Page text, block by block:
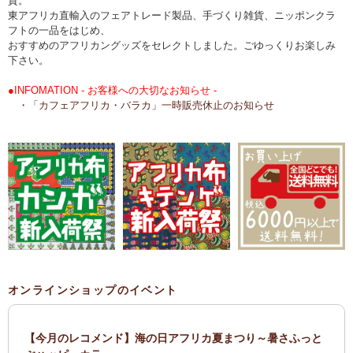
東アフリカ直輸入のフェアトレード製品、手づくり雑貨、ニッポンクラ
フトの一品をはじめ、
おすすめのアフリカングッズをセレクトしました。ごゆっくりお楽しみ
下さい。
●INFOMATION - お客様への大切なお知らせ -
・「カフェアフリカ・バラカ」一時販売休止のお知らせ
オンラインショップのイベント
【今月のレコメンド】海の日アフリカ夏まつり～暑さふっと